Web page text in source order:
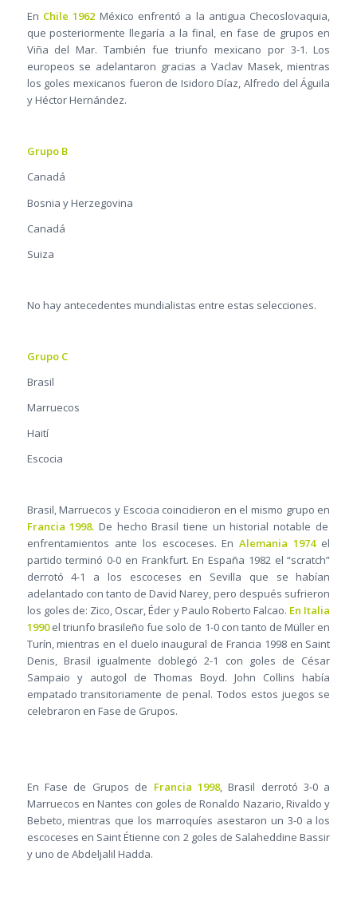
En Chile 1962 México enfrentó a la antigua Checoslovaquia,
que posteriormente llegaría a la final, en fase de grupos en
Viña del Mar. También fue triunfo mexicano por 3-1. Los
europeos se adelantaron gracias a Vaclav Masek, mientras
los goles mexicanos fueron de Isidoro Díaz, Alfredo del Águila
y Héctor Hernández.
Grupo B
Canadá
Bosnia y Herzegovina
Canadá
Suiza
No hay antecedentes mundialistas entre estas selecciones.
Grupo C
Brasil
Marruecos
Haití
Escocia
Brasil, Marruecos y Escocia coincidieron en el mismo grupo en
Francia 1998. De hecho Brasil tiene un historial notable de
enfrentamientos ante los escoceses. EnAlemania 1974el
partido terminó 0-0 en Frankfurt. En España 1982 el “scratch”
derrotó 4-1 a los escoceses en Sevilla que se habían
adelantado con tanto de David Narey, pero después sufrieron
los goles de: Zico, Oscar, Éder y Paulo Roberto Falcao. En Italia
1990el triunfo brasileño fue solo de 1-0 con tanto de Müller en
Turín, mientras en el duelo inaugural de Francia 1998 en Saint
Denis, Brasil igualmente doblegó 2-1 con goles de César
Sampaio y autogol de Thomas Boyd. John Collins había
empatado transitoriamente de penal. Todos estos juegos se
celebraron en Fase de Grupos.
En Fase de Grupos de Francia 1998, Brasil derrotó 3-0 a
Marruecos en Nantes con goles de Ronaldo Nazario, Rivaldo y
Bebeto, mientras que los marroquíes asestaron un 3-0 a los
escoceses en Saint Étienne con 2 goles de Salaheddine Bassir
y uno de Abdeljalil Hadda.